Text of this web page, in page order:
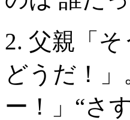
2. 父親「
どうだ！
ー！」“さ